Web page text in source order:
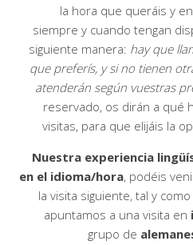
la hora que queráis y
siempre y cuando tengan
siguiente manera: hay que
que preferís, y si no tienen
atenderán según vuestras
reservado, os dirán a qué
visitas, para que elijáis la
Nuestra experiencia
en el idioma/hora, podéis
la visita siguiente, tal y
apuntamos a una visita en
grupo de